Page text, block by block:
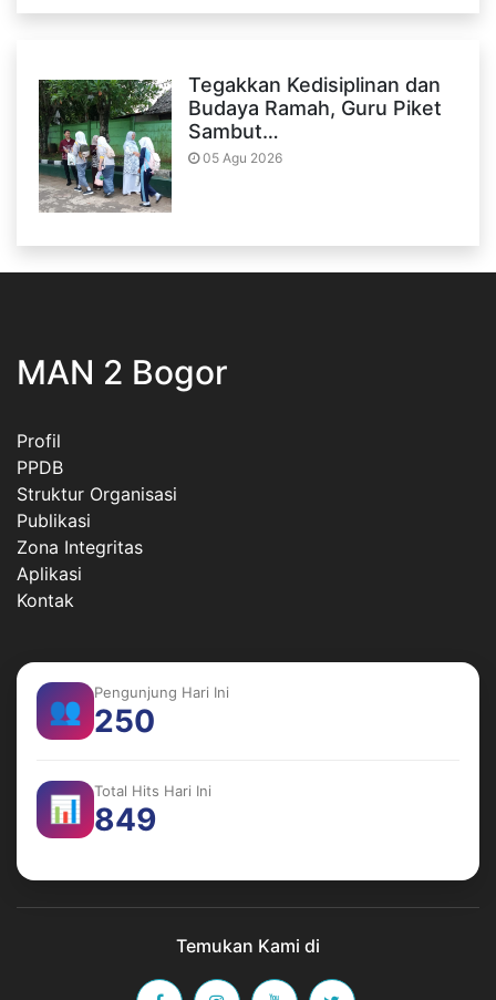
Tegakkan Kedisiplinan dan
Budaya Ramah, Guru Piket
Sambut…
05 Agu 2026
MAN 2 Bogor
Profil
PPDB
Struktur Organisasi
Publikasi
Zona Integritas
Aplikasi
Kontak
👥
Pengunjung Hari Ini
250
📊
Total Hits Hari Ini
849
Temukan Kami di